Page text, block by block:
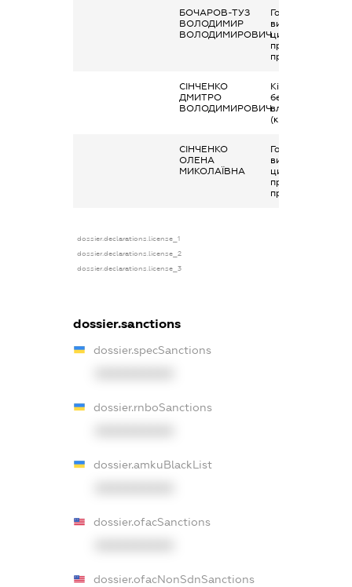
БОЧАРОВ-ТУЗ
ВОЛОДИМИР
ВОЛОДИМИРОВИЧ
Гонорари та інші
виплати згідно з
цивільно-
правовим
правочинами
СІНЧЕНКО
ДМИТРО
ВОЛОДИМИРОВИЧ
Кінцевий
бенефіціарний
власник
(контролер)
СІНЧЕНКО
ОЛЕНА
МИКОЛАЇВНА
Гонорари та інші
виплати згідно з
цивільно-
правовим
правочинами
dossier.declarations.license_1
dossier.declarations.license_2
dossier.declarations.license_3
dossier.sanctions
dossier.specSanctions
dossier.rnboSanctions
dossier.amkuBlackList
dossier.ofacSanctions
dossier.ofacNonSdnSanctions